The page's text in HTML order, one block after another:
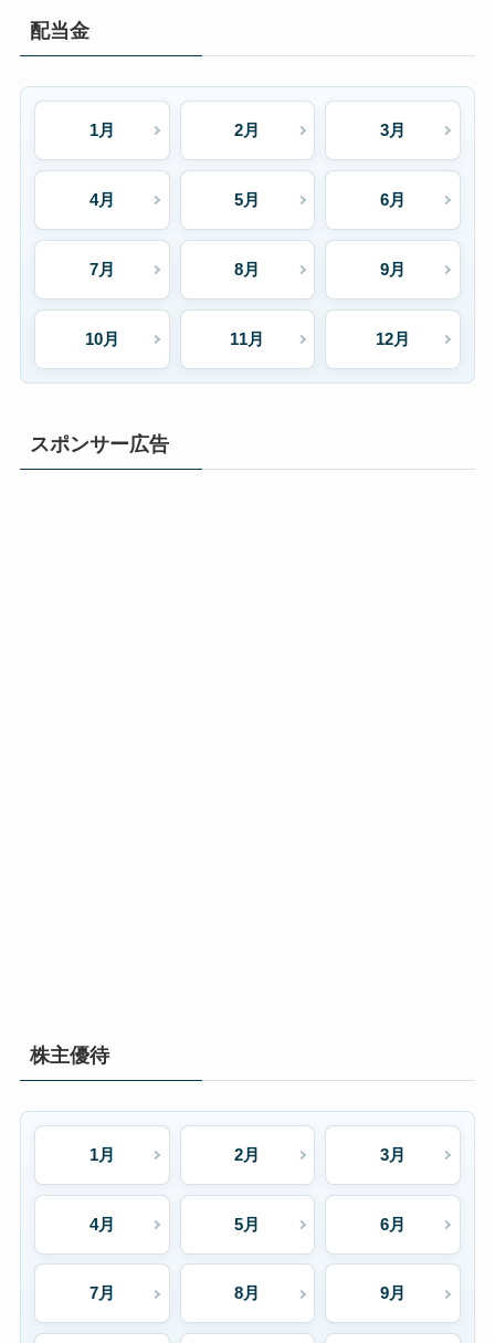
配当金
1月 2月 3月
4月 5月 6月
7月 8月 9月
10月 11月 12月
スポンサー広告
株主優待
1月 2月 3月
4月 5月 6月
7月 8月 9月